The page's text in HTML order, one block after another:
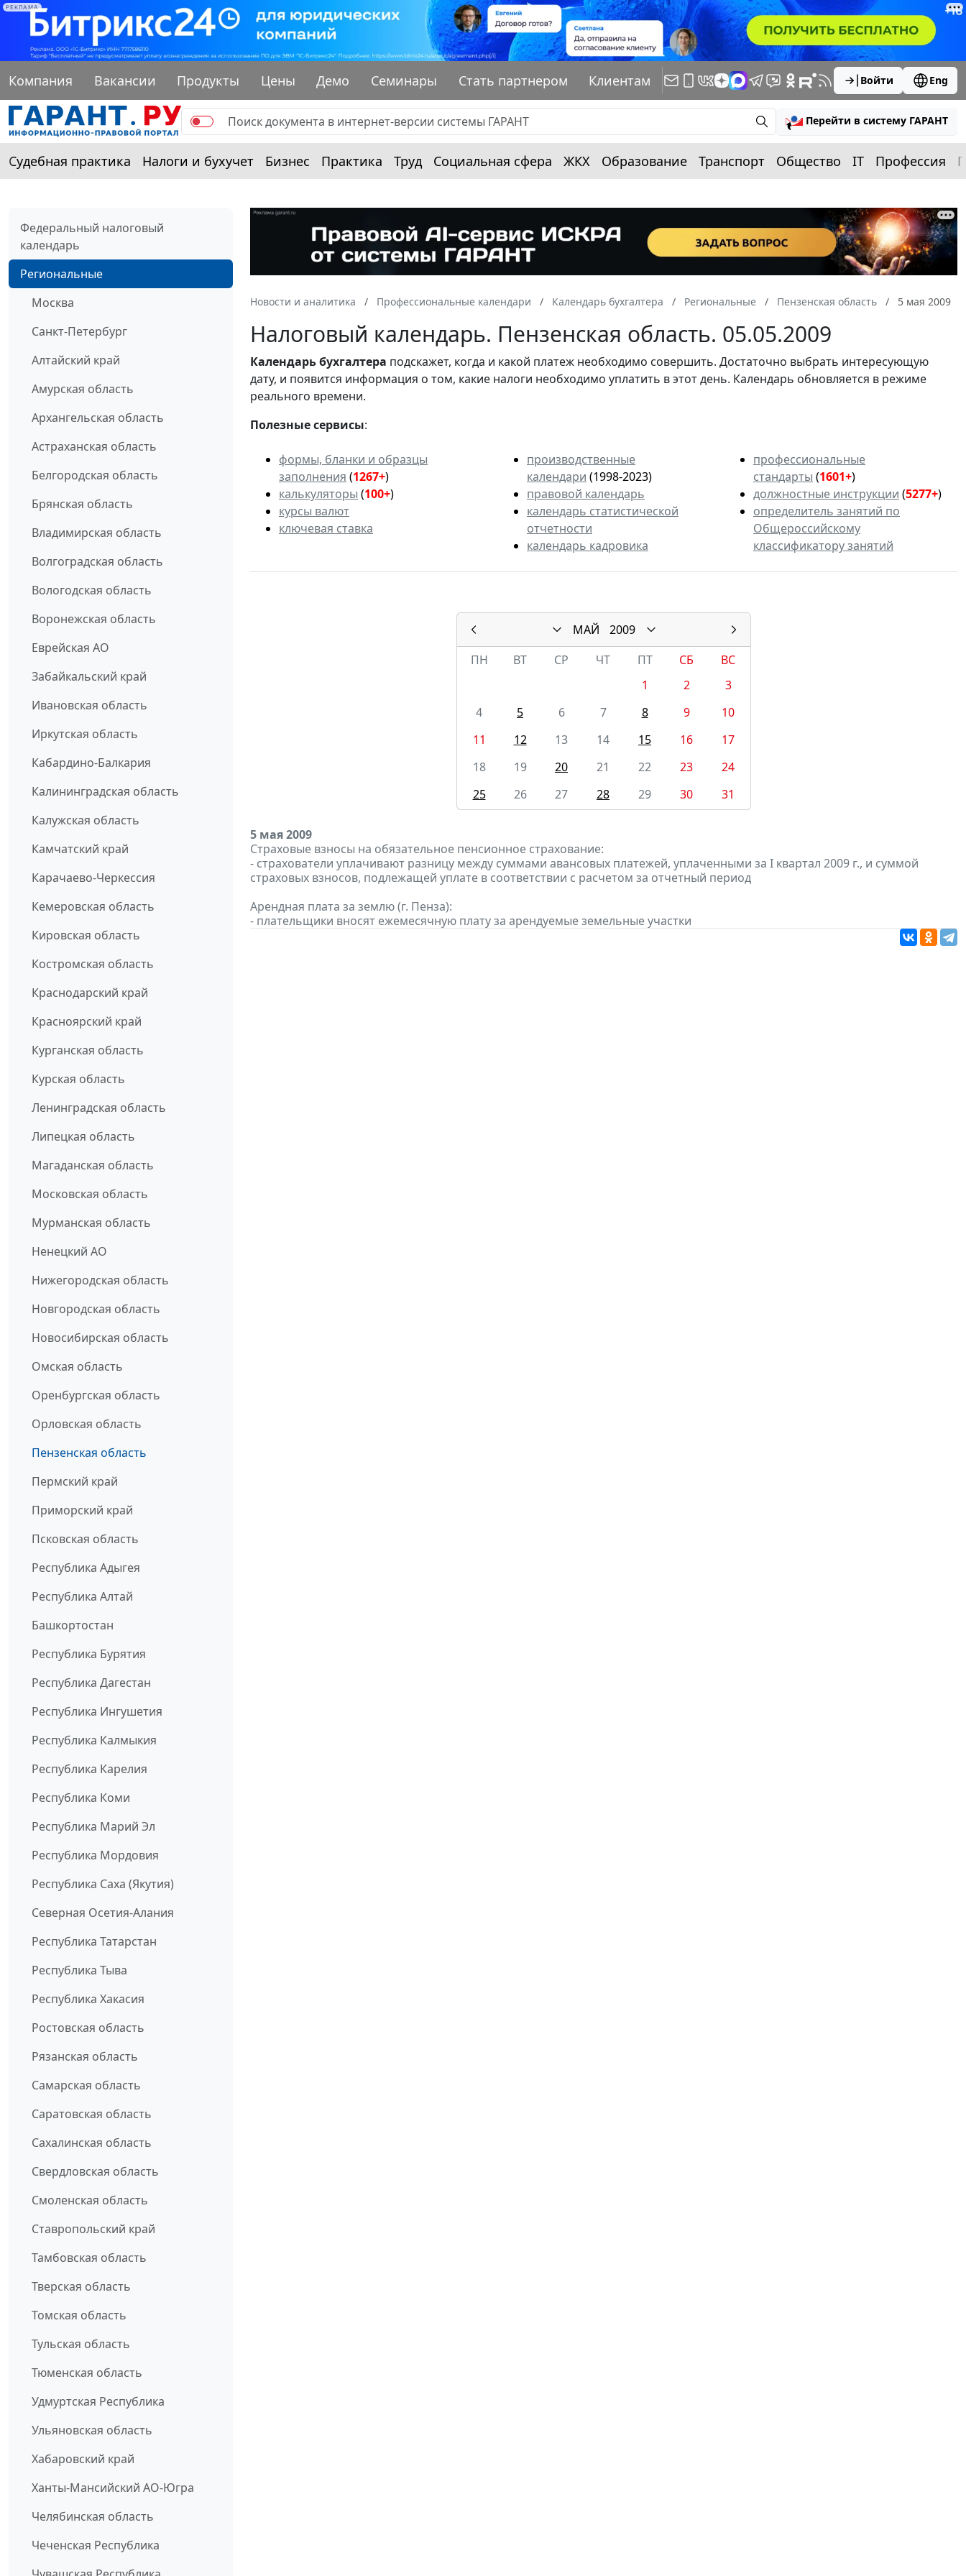
РЕКЛАМА
Компания Вакансии Продукты Цены Демо Семинары Стать партнером Клиентам Войти Eng
Перейти в систему ГАРАНТ
Судебная практика Налоги и бухучет Бизнес Практика Труд Социальная сфера ЖКХ Образование Транспорт Общество IT Профессия
Федеральный налоговый
календарь
Региональные
Москва
Санкт-Петербург
Алтайский край
Амурская область
Архангельская область
Астраханская область
Белгородская область
Брянская область
Владимирская область
Волгоградская область
Вологодская область
Воронежская область
Еврейская АО
Забайкальский край
Ивановская область
Иркутская область
Кабардино-Балкария
Калининградская область
Калужская область
Камчатский край
Карачаево-Черкессия
Кемеровская область
Кировская область
Костромская область
Краснодарский край
Красноярский край
Курганская область
Курская область
Ленинградская область
Липецкая область
Магаданская область
Московская область
Мурманская область
Ненецкий АО
Нижегородская область
Новгородская область
Новосибирская область
Омская область
Оренбургская область
Орловская область
Пензенская область
Пермский край
Приморский край
Псковская область
Республика Адыгея
Республика Алтай
Башкортостан
Республика Бурятия
Республика Дагестан
Республика Ингушетия
Республика Калмыкия
Республика Карелия
Республика Коми
Республика Марий Эл
Республика Мордовия
Республика Саха (Якутия)
Северная Осетия-Алания
Республика Татарстан
Республика Тыва
Республика Хакасия
Ростовская область
Рязанская область
Самарская область
Саратовская область
Сахалинская область
Свердловская область
Смоленская область
Ставропольский край
Тамбовская область
Тверская область
Томская область
Тульская область
Тюменская область
Удмуртская Республика
Ульяновская область
Хабаровский край
Ханты-Мансийский АО-Югра
Челябинская область
Чеченская Республика
Новости и аналитика Профессиональные календари Календарь бухгалтера Региональные Пензенская область 5 мая 2009
Налоговый календарь. Пензенская область. 05.05.2009
Календарьбухгалтера подскажет, когда и какой платеж необходимо совершить. Достаточно выбрать интересующую
дату, и появится информация о том, какие налоги необходимо уплатить в этот день. Календарь обновляется в режиме
реального времени.
Полезные сервисы:
формы, бланки и образцы
заполнения (1267+)
калькуляторы (100+)
курсы валют
ключевая ставка
производственные
календари (1998-2023)
правовой календарь
календарь статистической
отчетности
календарь кадровика
профессиональные
стандарты (1601+)
должностные инструкции (5277+)
определитель занятий по
Общероссийскому
классификатору занятий
МАЙ
2009
ПН
ВТ СР ЧТ ПТ СБ
ВС
1
2
3
4
5 6 7 8 9
10
11
12 13 14 15 16
17
18
19 20 21 22 23
24
25
26 27 28 29 30 31
5 мая 2009
Страховые взносы на обязательное пенсионное страхование:
- страхователи уплачивают разницу между суммами авансовых платежей, уплаченными за I квартал 2009 г., и суммой
страховых взносов, подлежащей уплате в соответствии с расчетом за отчетный период
Арендная плата за землю (г. Пенза):
- плательщики вносят ежемесячную плату за арендуемые земельные участки